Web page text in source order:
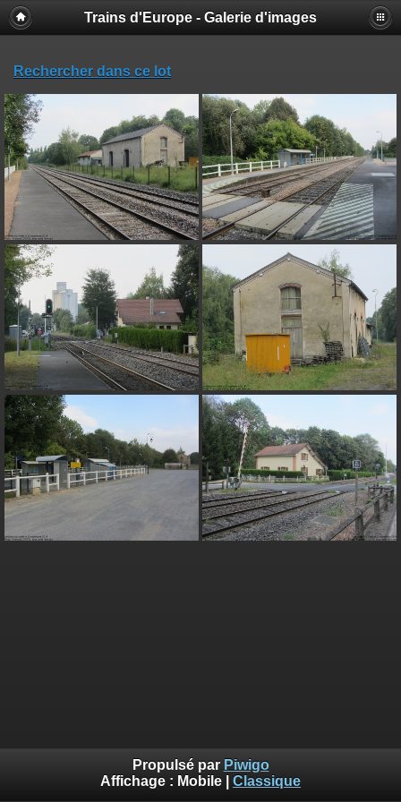
Trains d'Europe - Galerie d'images
Rechercher dans ce lot
Propulsé par Piwigo
Affichage : Mobile Classique